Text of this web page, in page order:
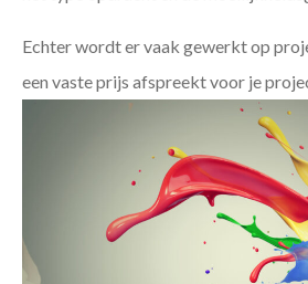
Echter wordt er vaak gewerkt op
een vaste prijs afspreekt voor je